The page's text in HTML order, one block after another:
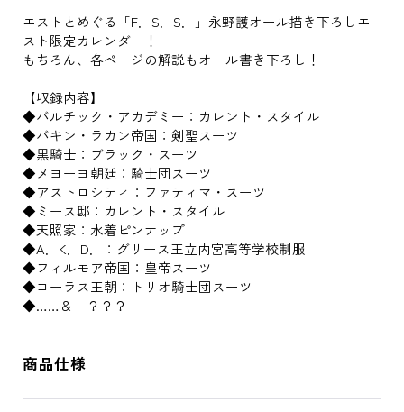
エストとめぐる「F．S．S．」永野護オール描き下ろしエ
スト限定カレンダー！
もちろん、各ページの解説もオール書き下ろし！
【収録内容】
◆バルチック・アカデミー：カレント・スタイル
◆バキン・ラカン帝国：剣聖スーツ
◆黒騎士：ブラック・スーツ
◆メヨーヨ朝廷：騎士団スーツ
◆アストロシティ：ファティマ・スーツ
◆ミース邸：カレント・スタイル
◆天照家：水着ピンナップ
◆A．K．D．：グリース王立内宮高等学校制服
◆フィルモア帝国：皇帝スーツ
◆コーラス王朝：トリオ騎士団スーツ
◆……＆ ？？？
商品仕様